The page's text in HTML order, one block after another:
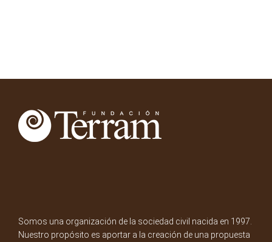
Somos una organización de la sociedad civil nacida en 1997.
Nuestro propósito es aportar a la creación de una propuesta